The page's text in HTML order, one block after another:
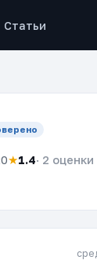
Статьи
★1.4· 2 оценки